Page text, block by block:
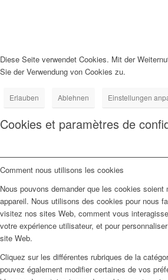
Diese Seite verwendet Cookies. Mit der
Sie der Verwendung von Cookies zu.
Erlauben Ablehnen Einstellungen
Cookies et paramètres de
Comment nous utilisons les cookies
Nous pouvons demander que les cookies
appareil. Nous utilisons des cookies pour nous
visitez nos sites Web, comment vous
votre expérience utilisateur, et pour
site Web.
Cliquez sur les différentes rubriques de la
pouvez également modifier certaines de vos